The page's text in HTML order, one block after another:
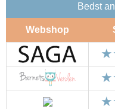
Bedst
Webshop